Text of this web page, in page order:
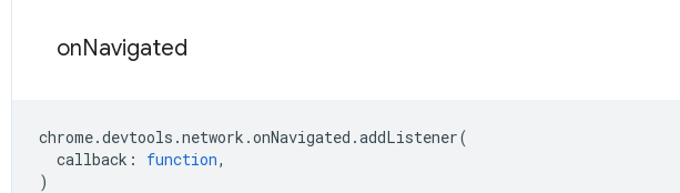
onNavigated
chrome.devtools .network .onNavigated .addListener(
callback : function,
)